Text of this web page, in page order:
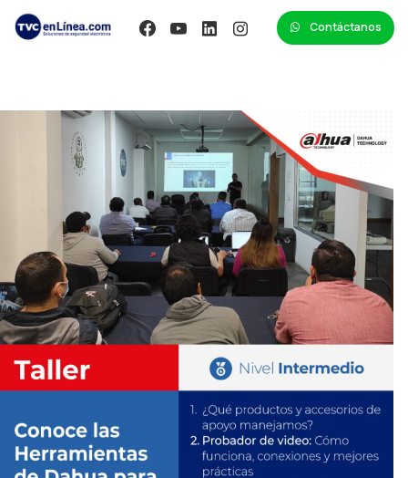
Contáctanos